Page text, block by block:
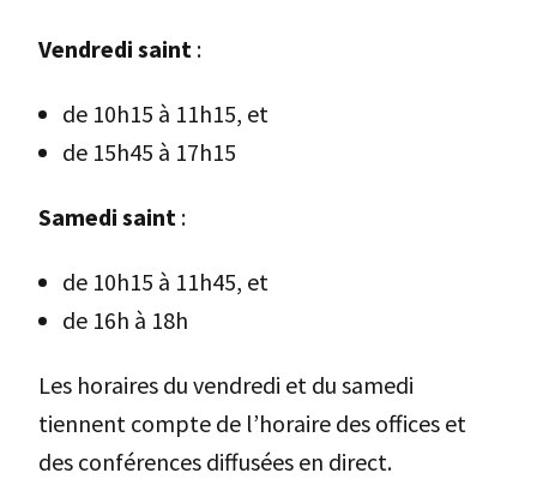
Vendredi saint :
de 10h15 à 11h15, et
de 15h45 à 17h15
Samedi saint :
de 10h15 à 11h45, et
de 16h à 18h
Les horaires du vendredi et du samedi
tiennent compte de l’horaire des offices et
des conférences diffusées en direct.